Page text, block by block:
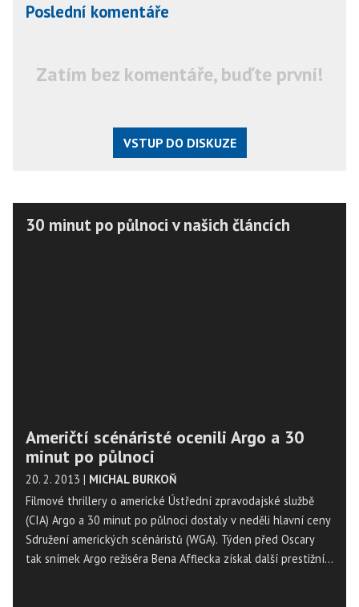
Poslední komentáře
Zatím bez komentáře, buďte první!
VSTUP DO DISKUZE
30 minut po půlnoci v našich článcích
Američtí scénáristé ocenili Argo a 30
minut po půlnoci
20. 2. 2013 | MICHAL BURKOŇ
Filmové thrillery o americké Ústřední zpravodajské službě
(CIA) Argo a 30 minut po půlnoci dostaly v neděli hlavní ceny
Sdružení amerických scénáristů (WGA). Týden před Oscary
tak snímek Argo režiséra Bena Afflecka získal další prestižní